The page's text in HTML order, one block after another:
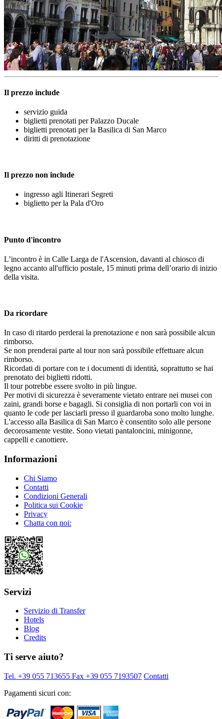
Il prezzo include
servizio guida
biglietti prenotati per Palazzo Ducale
biglietti prenotati per la Basilica di San Marco
diritti di prenotazione
Il prezzo non include
ingresso agli Itinerari Segreti
biglietto per la Pala d'Oro
Punto d'incontro
L’incontro è in Calle Larga de l'Ascension, davanti al chiosco di
legno accanto all'ufficio postale, 15 minuti prima dell’orario di inizio
della visita.
Da ricordare
In caso di ritardo perderai la prenotazione e non sarà possibile alcun
rimborso.
Se non prenderai parte al tour non sarà possibile effettuare alcun
rimborso.
Ricordati di portare con te i documenti di identità, soprattutto se hai
prenotato dei biglietti ridotti.
Il tour potrebbe essere svolto in più lingue.
Per motivi di sicurezza è severamente vietato entrare nei musei con
zaini, grandi borse e bagagli. Si consiglia di non portarli con voi in
quanto le code per lasciarli presso il guardaroba sono molto lunghe.
L'accesso alla Basilica di San Marco è consentito solo alle persone
decorosamente vestite. Sono vietati pantaloncini, minigonne,
cappelli e canottiere.
Informazioni
Chi Siamo
Contatti
Condizioni Generali
Politica sui Cookie
Privacy
Chatta con noi:
Servizi
Servizio di Transfer
Hotels
Blog
Credits
Ti serve aiuto?
Tel. +39 055 713655 Fax +39 055 7193507 Contatti
Pagamenti sicuri con: